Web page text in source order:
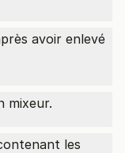
avoir enlevé
mixeur.
les